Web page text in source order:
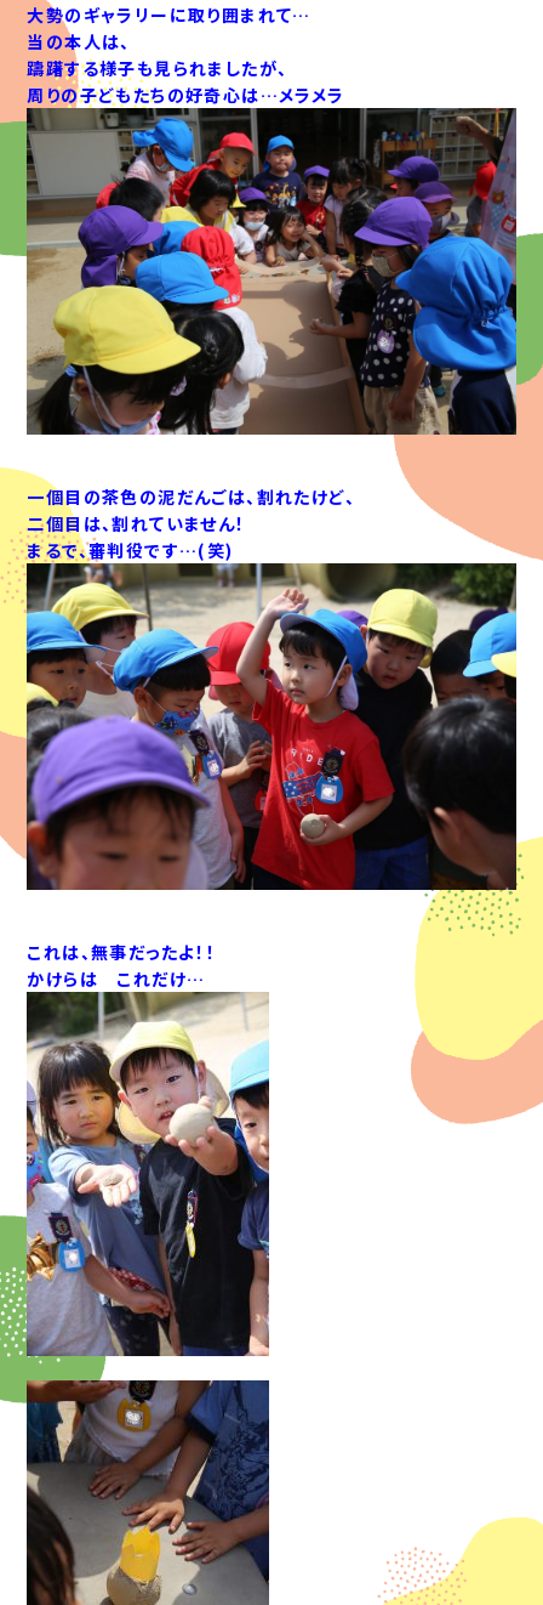
大勢のギャラリーに取り囲まれて…
当の本人は、
躊躇する様子も見られましたが、
周りの子どもたちの好奇心は…メラメラ
一個目の茶色の泥だんごは、割れたけど、
二個目は、割れていません！
まるで、審判役です…(笑)
これは、無事だったよ！！
かけらは これだけ…